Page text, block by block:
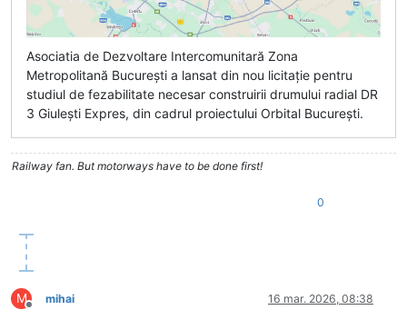
Asociatia de Dezvoltare Intercomunitară Zona
Metropolitană București a lansat din nou licitație pentru
studiul de fezabilitate necesar construirii drumului radial DR
3 Giulești Expres, din cadrul proiectului Orbital București.
Railway fan. But motorways have to be done first!
0
M
Deconectat
mihai 16 mar. 2026, 08:38